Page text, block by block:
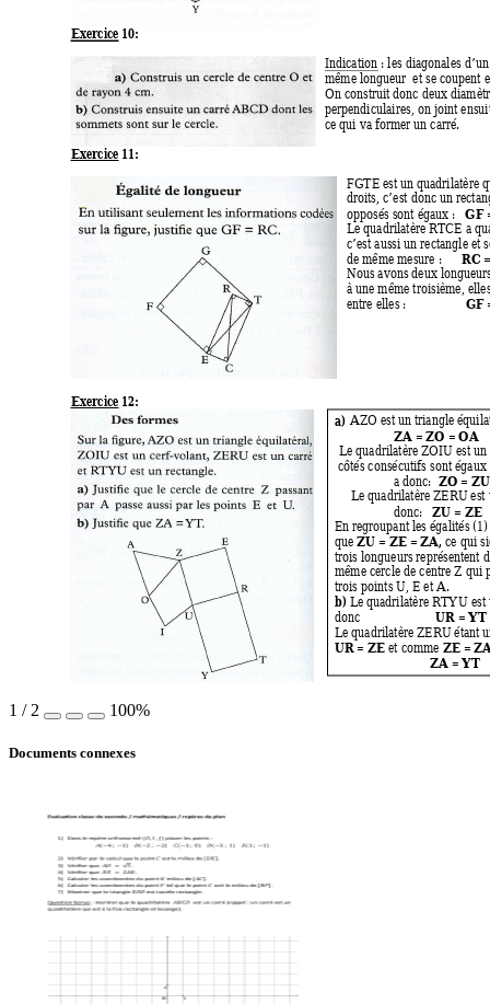
Exercice 10:
Indication : les diagonales
même longueur  et se
On construit donc deux
perpendiculaires, on joint
ce qui va former un carré.
Exercice 11:
FGTE est un quadrilatère
droits, c’est donc un
opposés sont égaux : GF
Le quadrilatère RTCE a
c’est aussi un rectangle
de même mesure :
RC
Nous avons deux
à une même troisième,
entre elles : GF
Exercice 12:
a) AZO est un triangle
ZA = ZO = OA
Le quadrilatère ZOIU est
côtés consécutifs sont
a donc: ZO = ZU
Le quadrilatère ZERU
donc: ZU = ZE
En regroupant les égalités
que ZU = ZE = ZA, ce qui
trois longueurs représentent
même cercle de centre Z qui
trois points U, E et A.
b) Le quadrilatère RTYU
donc UR =
Le quadrilatère ZERU étant
UR = ZE et comme ZE =
ZA = YT
1 / 2 100%
Documents connexes